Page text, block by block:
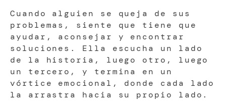
Cuando alguien se queja de sus
problemas, siente que tiene que
ayudar, aconsejar y encontrar
soluciones. Ella escucha un lado
de la historia, luego otro, luego
un tercero, y termina en un
vórtice emocional, donde cada lado
la arrastra hacia su propio lado.